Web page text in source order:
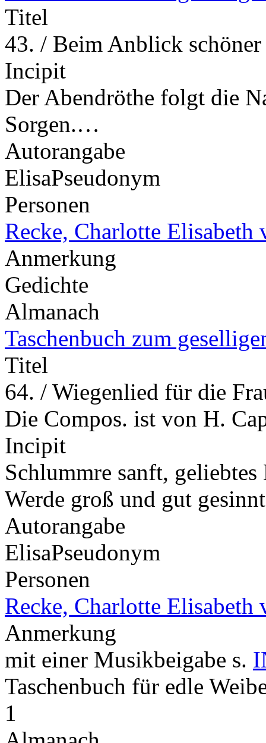
Titel
43. / Beim Anblick
Incipit
Der Abendröthe folgt die
Sorgen.…
Autorangabe
ElisaPseudonym
Personen
Recke, Charlotte Elisabeth
Anmerkung
Gedichte
Almanach
Taschenbuch zum
Titel
64. / Wiegenlied für die
Die Compos. ist von H.
Incipit
Schlummre sanft,
Werde groß und gut
Autorangabe
ElisaPseudonym
Personen
Recke, Charlotte Elisabeth
Anmerkung
mit einer Musikbeigabe s.
Taschenbuch für edle
1